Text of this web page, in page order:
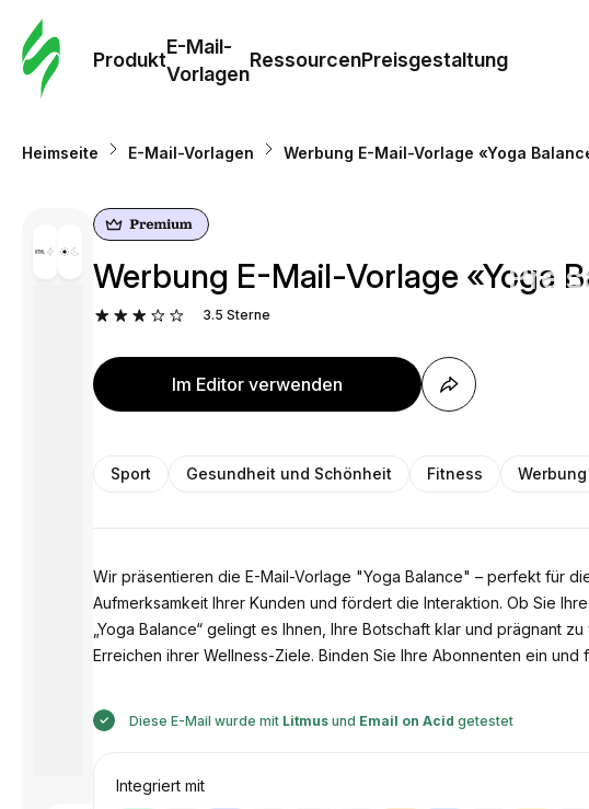
Produkt
E-Mail-
Vorlagen
RessourcenPreisgestaltung
Heimseite E-Mail-Vorlagen Werbung E-Mail-Vorlage «Yoga
Werbung E-Mail-Vorlage «Yoga
3.5 Sterne
Im Editor verwenden
Sport Gesundheit und Schönheit Fitness Werbung
Wir präsentieren die E-Mail-Vorlage "Yoga Balance" – perfekt für
Aufmerksamkeit Ihrer Kunden und fördert die Interaktion. Ob Sie
„Yoga Balance“ gelingt es Ihnen, Ihre Botschaft klar und prägnant
Erreichen ihrer Wellness-Ziele. Binden Sie Ihre Abonnenten ein
Diese E-Mail wurde mit Litmus und Email on Acid getestet
Integriert mit